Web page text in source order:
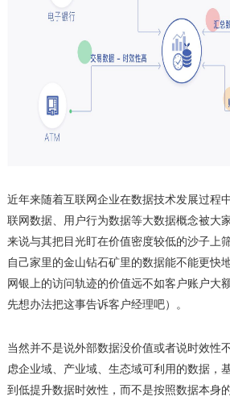
近年来随着互联网企业在数据技术发展过程
联网数据、用户行为数据等大数据概念被大
来说与其把目光盯在价值密度较低的沙子上
自己家里的金山钻石矿里的数据能不能更快
网银上的访问轨迹的价值远不如客户账户大
先想办法把这事告诉客户经理吧）。
当然并不是说外部数据没价值或者说时效性
虑企业域、产业域、生态域可利用的数据，
到低提升数据时效性，而不是按照数据本身